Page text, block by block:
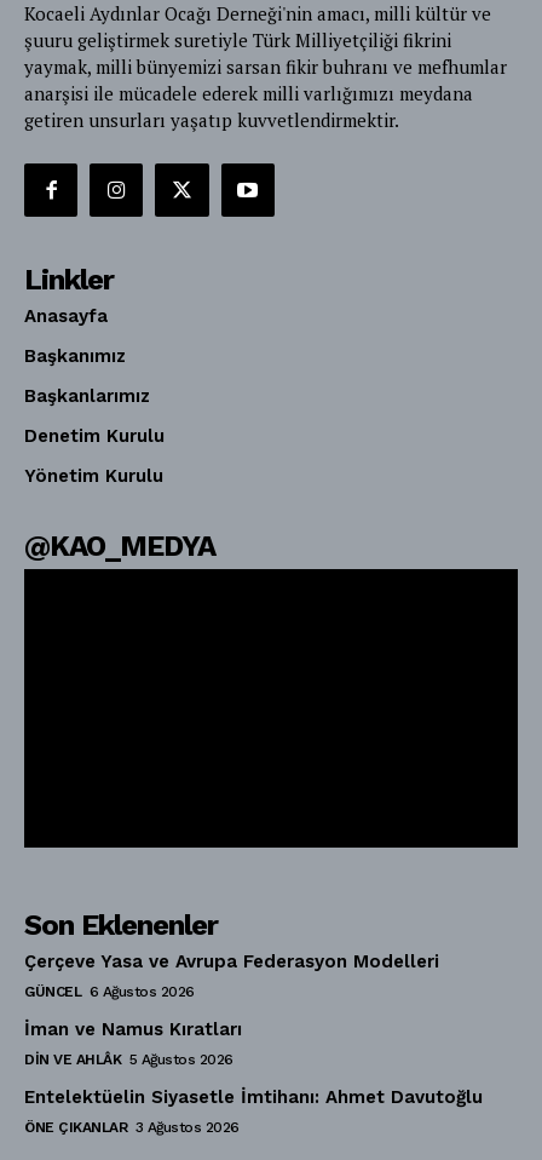
Kocaeli Aydınlar Ocağı Derneği'nin amacı, milli kültür ve
şuuru geliştirmek suretiyle Türk Milliyetçiliği fikrini
yaymak, milli bünyemizi sarsan fikir buhranı ve mefhumlar
anarşisi ile mücadele ederek milli varlığımızı meydana
getiren unsurları yaşatıp kuvvetlendirmektir.
Linkler
Anasayfa
Başkanımız
Başkanlarımız
Denetim Kurulu
Yönetim Kurulu
@KAO_MEDYA
Son Eklenenler
Çerçeve Yasa ve Avrupa Federasyon Modelleri
GÜNCEL 6 Ağustos 2026
İman ve Namus Kıratları
DIN VE AHLÂK 5 Ağustos 2026
Entelektüelin Siyasetle İmtihanı: Ahmet Davutoğlu
ÖNE ÇIKANLAR 3 Ağustos 2026